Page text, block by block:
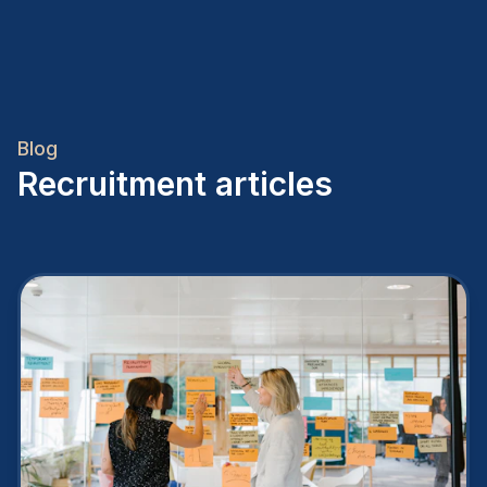
Blog
Recruitment articles